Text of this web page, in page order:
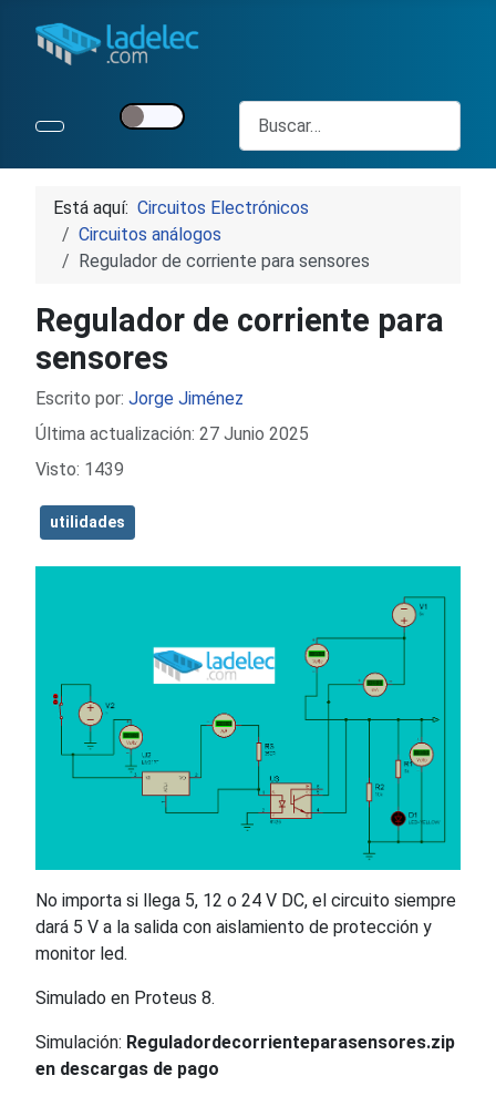
Buscar
Está aquí: Circuitos Electrónicos
Circuitos análogos
Regulador de corriente para sensores
Regulador de corriente para
sensores
Detalles
Escrito por: Jorge Jiménez
Última actualización: 27 Junio 2025
Visto: 1439
utilidades
No importa si llega 5, 12 o 24 V DC, el circuito siempre
dará 5 V a la salida con aislamiento de protección y
monitor led.
Simulado en Proteus 8.
Simulación: Reguladordecorrienteparasensores.zip
en descargas de pago